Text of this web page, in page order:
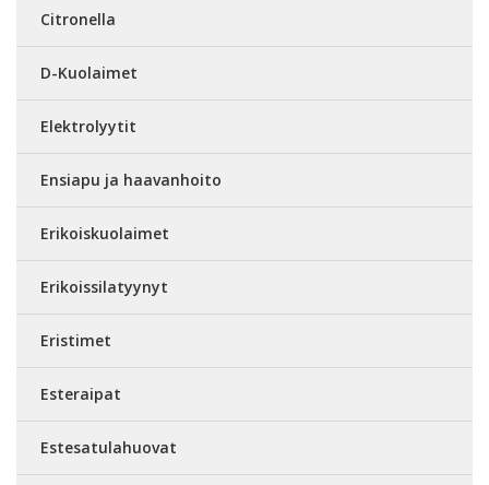
Citronella
D-Kuolaimet
Elektrolyytit
Ensiapu ja haavanhoito
Erikoiskuolaimet
Erikoissilatyynyt
Eristimet
Esteraipat
Estesatulahuovat